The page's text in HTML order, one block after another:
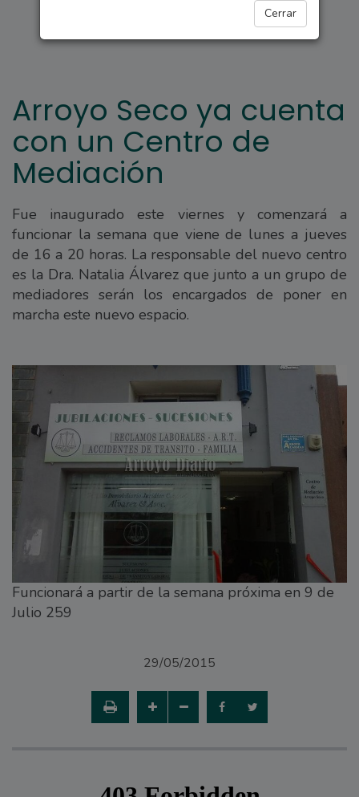
Cerrar
Arroyo Seco ya cuenta
con un Centro de
Mediación
Fue inaugurado este viernes y comenzará a
funcionar la semana que viene de lunes a jueves
de 16 a 20 horas. La responsable del nuevo centro
es la Dra. Natalia Álvarez que junto a un grupo de
mediadores serán los encargados de poner en
marcha este nuevo espacio.
Funcionará a partir de la semana próxima en 9 de
Julio 259
29/05/2015